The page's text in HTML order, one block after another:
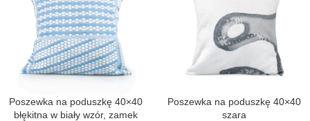
Poszewka na poduszkę 40×40
błękitna w biały wzór, zamek
Poszewka na poduszkę 40×40
szara